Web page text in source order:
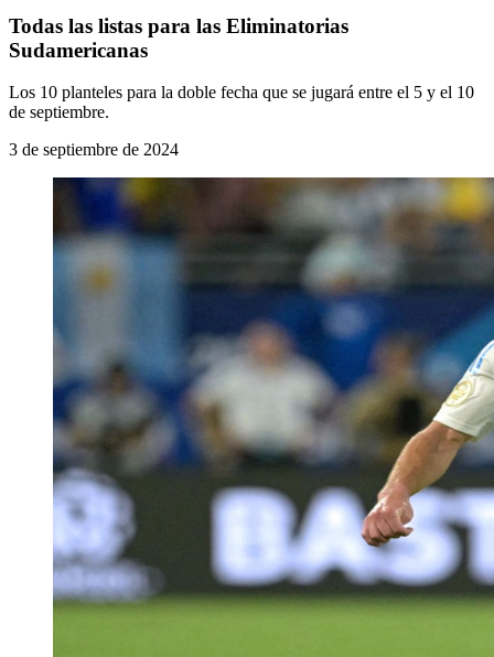
Todas las listas para las Eliminatorias
Sudamericanas
Los 10 planteles para la doble fecha que se jugará entre el 5 y el 10
de septiembre.
3 de septiembre de 2024